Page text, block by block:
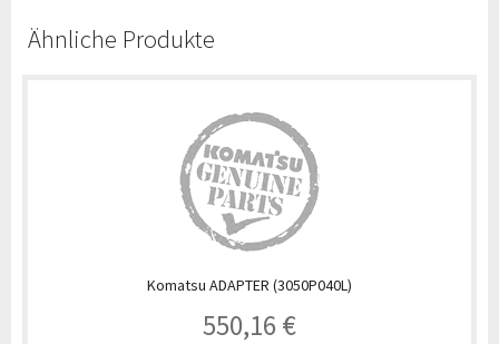
Ähnliche Produkte
Komatsu ADAPTER (3050P040L)
550,16 €